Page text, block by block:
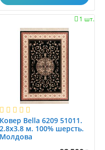
1 шт.

Ковер Bella 6209 51011.
2.8x3.8 м. 100% шерсть.
Молдова